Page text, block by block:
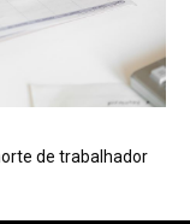
de trabalhador